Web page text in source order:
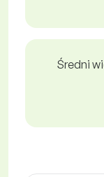
Średni